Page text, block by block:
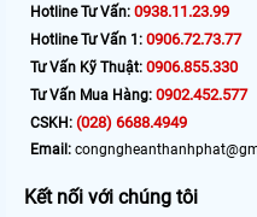
Hotline Tư Vấn: 0938.11.23.99
Hotline Tư Vấn 1: 0906.72.73.77
Tư Vấn Kỹ Thuật: 0906.855.330
Tư Vấn Mua Hàng: 0902.452.577
CSKH: (028) 6688.4949
Email:
Kết nối với chúng tôi